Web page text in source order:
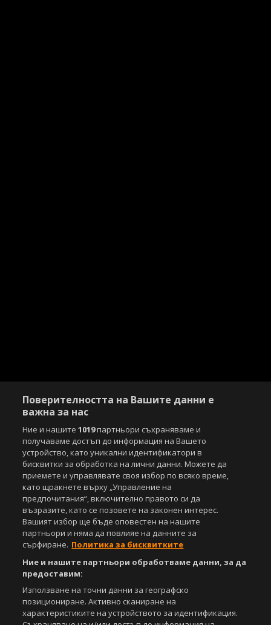
Поверителността на Вашите данни е
важна за нас
Ние и нашите1019партньори съхраняваме и
получаваме достъп до информация на Вашето
устройство, като уникални идентификатори в
бисквитки за обработка на лични данни. Можете да
приемете и управлявате своя избор по всяко време,
като щракнете върху „Управление на
предпочитания“, включително правото си да
възразите, като се позовете на законен интерес.
Вашият избор ще бъде оповестен на нашите
партньори и няма да повлияе на данните за
сърфиране. Политика за бисквитките
Ние и нашите партньори обработваме данни, за да
предоставим:
Използване на точни данни за географско
позициониране. Активно сканиране на
характеристиките на устройството за идентификация.